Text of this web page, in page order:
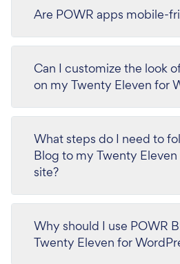
Are POWR apps mobile-
Can I customize the look
on my Twenty Eleven for
What steps do I need to
Blog to my Twenty
site?
Why should I use POWR
Twenty Eleven for